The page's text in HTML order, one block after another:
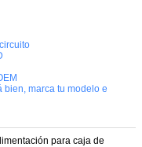
bien, marca tu modelo e
para caja de